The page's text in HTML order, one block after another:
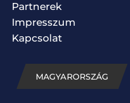
Partnerek
Impresszum
Kapcsolat
MAGYARORSZÁG